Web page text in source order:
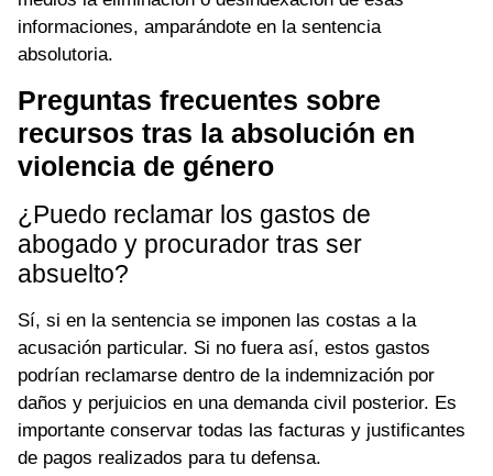
informaciones, amparándote en la sentencia
absolutoria.
Preguntas frecuentes sobre
recursos tras la absolución en
violencia de género
¿Puedo reclamar los gastos de
abogado y procurador tras ser
absuelto?
Sí, si en la sentencia se imponen las costas a la
acusación particular. Si no fuera así, estos gastos
podrían reclamarse dentro de la indemnización por
daños y perjuicios en una demanda civil posterior. Es
importante conservar todas las facturas y justificantes
de pagos realizados para tu defensa.